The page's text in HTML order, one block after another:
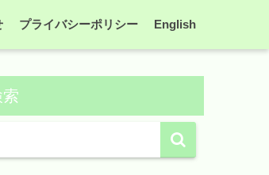
プライバシーポリシー English